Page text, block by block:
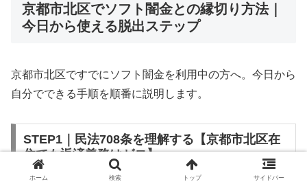
京都市北区でソフト闇金との縁切り方法｜
今日から使える脱出ステップ
京都市北区ですでにソフト闇金を利用中の方へ。今日から
自分でできる手順を順番に説明します。
STEP1｜民法708条を理解する【京都市北区在
住でも返済義務はゼロ】
ホーム 検索 トップ サイドバー